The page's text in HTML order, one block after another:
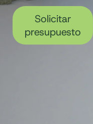
Solicitar
presupuesto
Entrega en
48/72h